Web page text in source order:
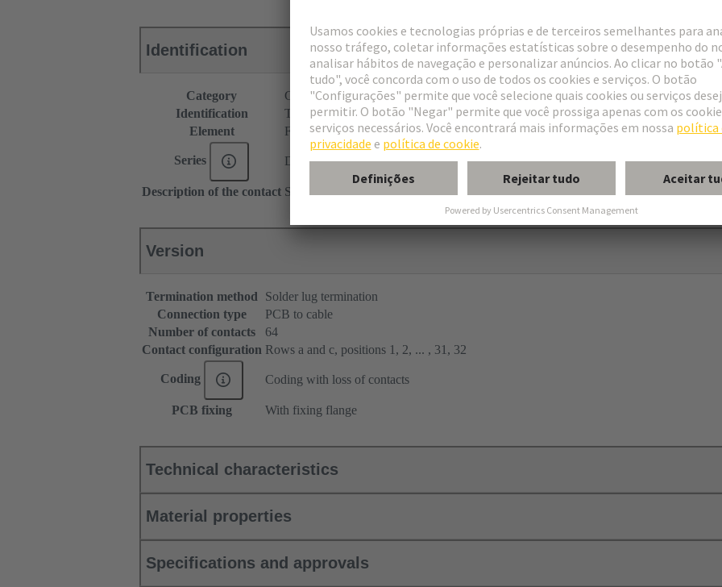
Identification
Category
Connectors
Identification
Type C
Element
Female connector
Series DIN 41612
Description of the contact Straight
Version
Termination method
Solder lug termination
Connection type
PCB to cable
Number of contacts
64
Contact configuration Rows a and c, positions 1, 2, ... , 31, 32
Coding Coding with loss of contacts
PCB fixing With fixing flange
Technical characteristics
Material properties
Specifications and approvals